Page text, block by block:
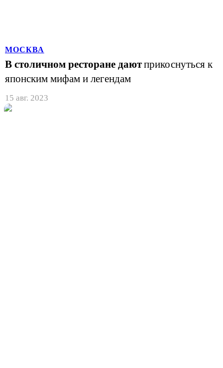
МОСКВА
В столичном ресторане даютприкоснуться к
японским мифам и легендам
15 авг. 2023